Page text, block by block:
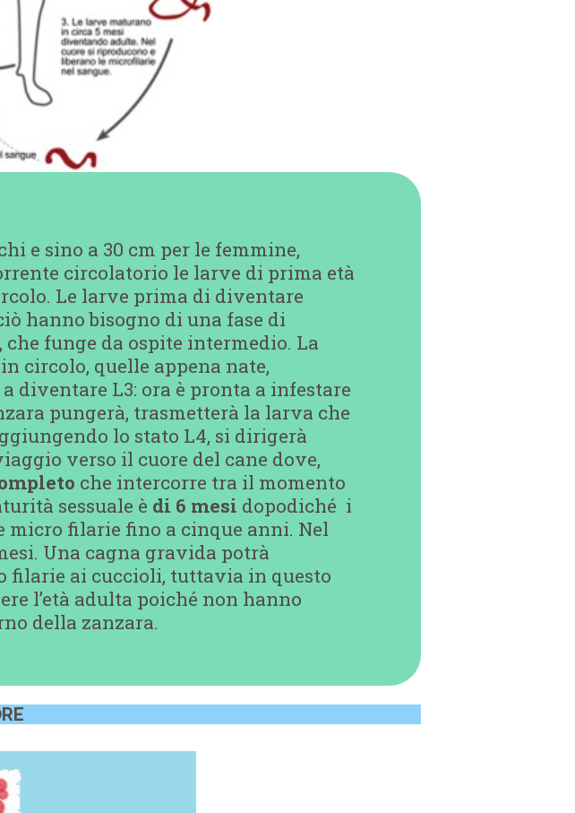
e sino a 30 cm per le femmine,
circolatorio le larve di prima età
Le larve prima di diventare
hanno bisogno di una fase di
funge da ospite intermedio. La
circolo, quelle appena nate,
diventare L3: ora è pronta a infestare
pungerà, trasmetterà la larva che
lo stato L4, si dirigerà
verso il cuore del cane dove,
che intercorre tra il momento
sessuale è di 6 mesi dopodiché i
filarie fino a cinque anni. Nel
Una cagna gravida potrà
filarie ai cuccioli, tuttavia in questo
l’età adulta poiché non hanno
della zanzara.